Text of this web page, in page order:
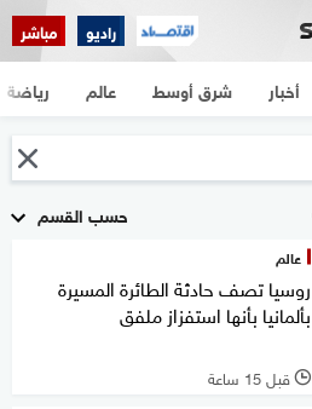
راديو مباشر
أخبار شرق أوسط عالم رياضة
حسب القسم
عالم
روسيا تصف حادثة الطائرة المسيرة
بألمانيا بأنها استفزاز ملفق
l قبل 15 ساعة